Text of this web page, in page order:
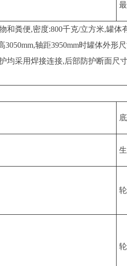
和粪便,密度:800千克/立方米,罐体
3050mm,轴距3950mm时罐体外
均采用焊接连接,后部防护断面尺